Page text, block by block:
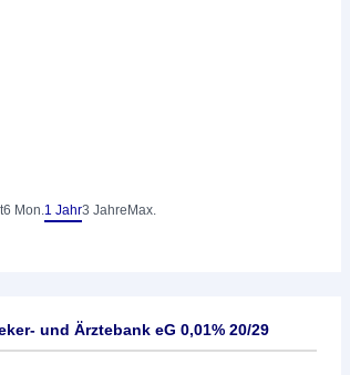
6 Mon.1 Jahr3 Jahre Max.
und Ärztebank eG 0,01% 20/29